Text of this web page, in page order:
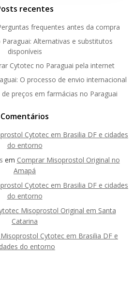
recentes
frequentes antes da compra
Alternativas e substitutos
disponíveis
Cytotec no Paraguai pela internet
O processo de envio internacional
preços em farmácias no Paraguai
Comentários
Cytotec em Brasilia DF e cidades
do entorno
em Comprar Misoprostol Original no
Amapá
Cytotec em Brasilia DF e cidades
do entorno
Misoprostol Original em Santa
Catarina
Cytotec em Brasilia DF e
do entorno